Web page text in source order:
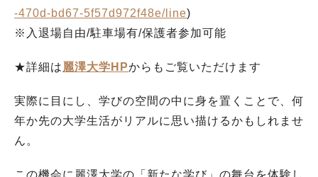
-470d-bd67-5f57d972f48e/line)
※入退場自由/駐車場有/保護者参加可能
★詳細は 麗澤大学HPからもご覧いただけます
実際に目にし、学びの空間の中に身を置くことで、何
年か先の大学生活がリアルに思い描けるかもしれませ
ん。
この機会に麗澤大学の「新たな学び」の舞台を体験し